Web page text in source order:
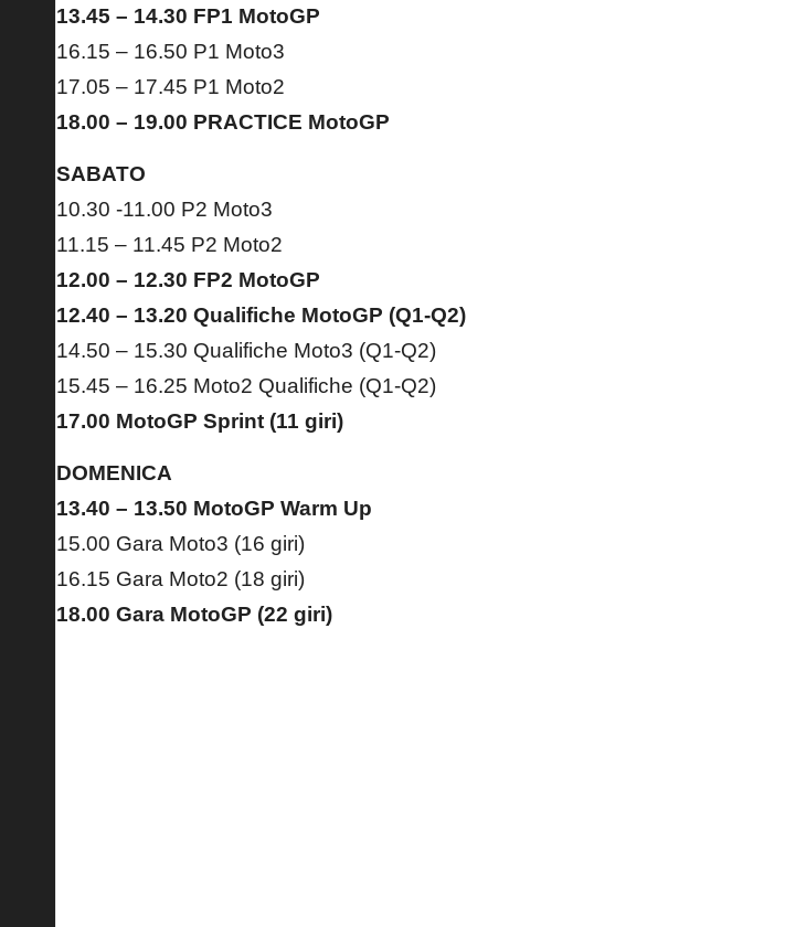
13.45 – 14.30 FP1 MotoGP
16.15 – 16.50 P1 Moto3
17.05 – 17.45 P1 Moto2
18.00 – 19.00 PRACTICE MotoGP
SABATO
10.30 -11.00 P2 Moto3
11.15 – 11.45 P2 Moto2
12.00 – 12.30 FP2 MotoGP
12.40 – 13.20 Qualifiche MotoGP (Q1-Q2)
14.50 – 15.30 Qualifiche Moto3 (Q1-Q2)
15.45 – 16.25 Moto2 Qualifiche (Q1-Q2)
17.00 MotoGP Sprint (11 giri)
DOMENICA
13.40 – 13.50 MotoGP Warm Up
15.00 Gara Moto3 (16 giri)
16.15 Gara Moto2 (18 giri)
18.00 Gara MotoGP (22 giri)